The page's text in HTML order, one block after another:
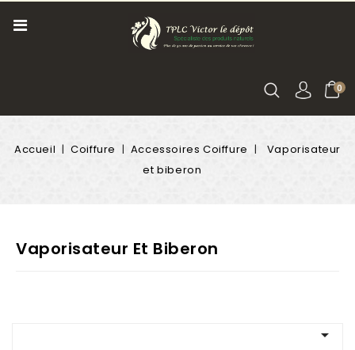
0
Accueil Coiffure Accessoires Coiffure
Vaporisateur
et biberon
Vaporisateur Et Biberon
